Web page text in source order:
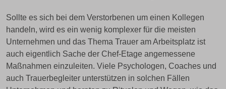
Sollte es sich bei dem Verstorbenen um einen Kollegen
handeln, wird es ein wenig komplexer für die meisten
Unternehmen und das Thema Trauer am Arbeitsplatz ist
auch eigentlich Sache der Chef-Etage angemessene
Maßnahmen einzuleiten. Viele Psychologen, Coaches und
auch Trauerbegleiter unterstützen in solchen Fällen